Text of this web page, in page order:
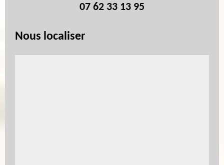
07 62 33 13 95
Nous localiser